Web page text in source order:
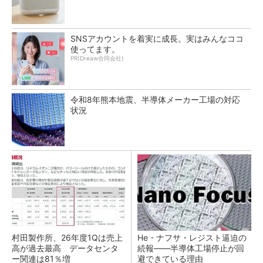
SNSアカウントを着実に成長。実はみんなココ
使ってます。
PR(Dreaw合同会社)
令和8年熊本地震、半導体メーカー工場の対応
状況
村田製作所、26年度1Qは売上
高が過去最高 データセンタ
ー関連は81％増
He・ナフサ・レジスト逼迫の
続報――半導体工場停止が回
避できている理由